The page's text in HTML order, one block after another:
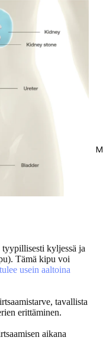
kyljessä ja
Tämä kipu voi
tulee usein aaltoina
tavallista
erittäminen.
aikana